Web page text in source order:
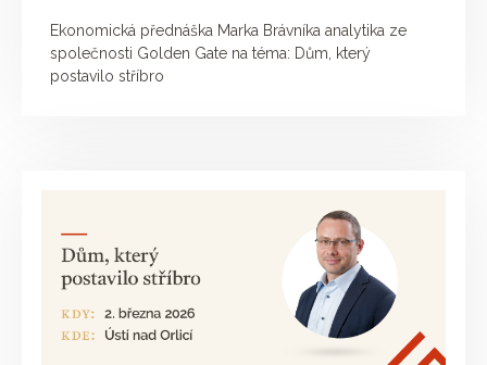
Ekonomická přednáška Marka Brávníka analytika ze
společnosti Golden Gate na téma: Dům, který
postavilo stříbro